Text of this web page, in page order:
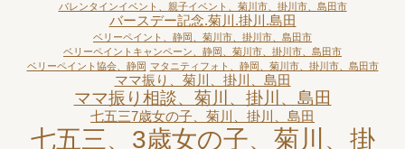
バレンタインイベント、親子イベント、菊川市、掛川市、島田市
バースデー記念.菊川.掛川.島田
ベリーペイント、静岡、菊川市、掛川市、島田市
ベリーペイントキャンペーン、静岡、菊川市、掛川市、島田市
ベリーペイント協会、静岡 マタニティフォト、静岡、菊川市、掛川市、島田市
ママ振り、菊川、掛川、島田
ママ振り相談、菊川、掛川、島田
七五三7歳女の子、菊川、掛川、島田
七五三、3歳女の子、菊川、掛